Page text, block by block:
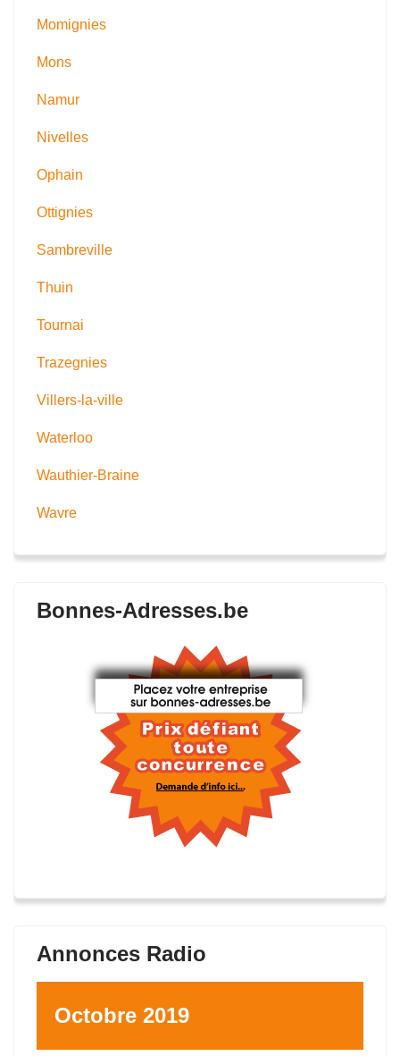
Momignies
Mons
Namur
Nivelles
Ophain
Ottignies
Sambreville
Thuin
Tournai
Trazegnies
Villers-la-ville
Waterloo
Wauthier-Braine
Wavre
Bonnes-Adresses.be
Annonces Radio
Octobre 2019